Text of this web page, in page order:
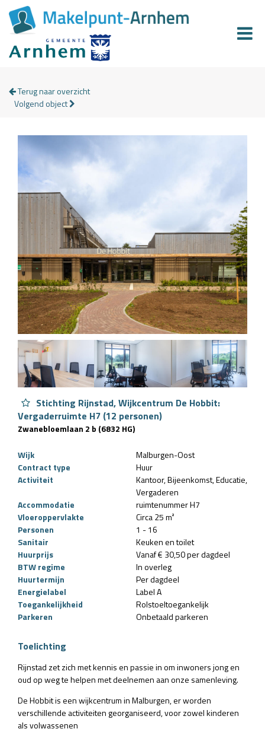
Terug naar overzicht
Volgend object
Stichting Rijnstad, Wijkcentrum De Hobbit:
Vergaderruimte H7 (12 personen)
Zwanebloemlaan 2 b (6832 HG)
Wijk
Malburgen-Oost
Contract type
Huur
Activiteit
Kantoor Bijeenkomst Educatie
Vergaderen
Accommodatie
ruimtenummer H7
Vloeroppervlakte
Circa 25 m²
Personen
1 - 16
Sanitair
Keuken en toilet
Huurprijs
Vanaf € 30,50 per dagdeel
BTW regime
In overleg
Huurtermijn
Per dagdeel
Energielabel
Label A
Toegankelijkheid
Rolstoeltoegankelijk
Parkeren
Onbetaald parkeren
Toelichting
Rijnstad zet zich met kennis en passie in om inwoners jong en
oud op weg te helpen met deelnemen aan onze samenleving.
De Hobbit is een wijkcentrum in Malburgen, er worden
verschillende activiteiten georganiseerd, voor zowel kinderen
als volwassenen